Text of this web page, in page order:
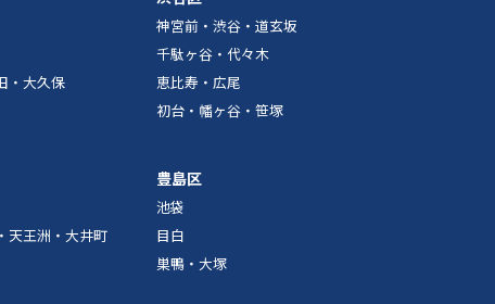
・大久保
神宮前・渋谷・道玄坂
千駄ヶ谷・代々木
恵比寿・広尾
初台・幡ヶ谷・笹塚
天王洲・大井町
豊島区
池袋
目白
巣鴨・大塚